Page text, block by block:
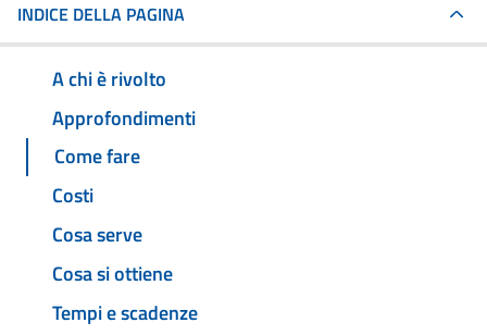
INDICE DELLA PAGINA
A chi è rivolto
Approfondimenti
Come fare
Costi
Cosa serve
Cosa si ottiene
Tempi e scadenze